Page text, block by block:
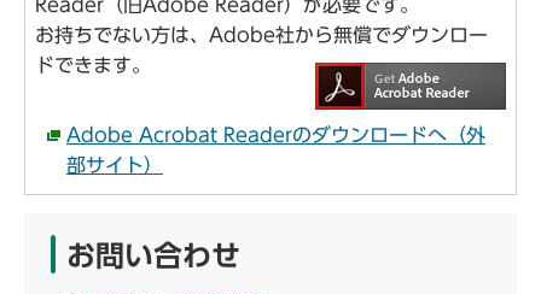
Reader（旧Adobe Reader）が必要です。
お持ちでない方は、Adobe社から無償でダウンロー
ドできます。
Adobe Acrobat Readerのダウンロードへ（外
部サイト）
お問い合わせ